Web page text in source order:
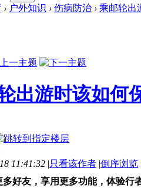
› 户外知识 › 伤病防治 › 乘邮轮出
出游时该如何
11:41:32 |只看该作者 |倒序浏览
好友，享用更多功能，体验行